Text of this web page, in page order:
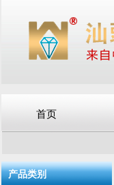
首页
产品类别